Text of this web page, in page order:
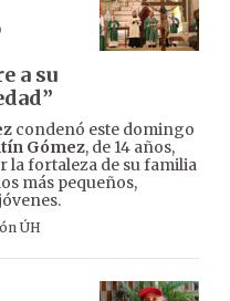
a su
condenó este domingo
Gómez, de 14 años,
la fortaleza de su familia
más pequeños,
ÚH